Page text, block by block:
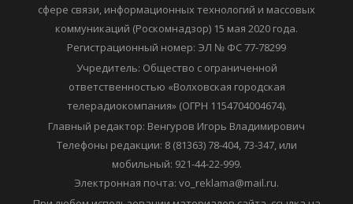
сфере связи, информационных технологий и массовых
коммуникаций (Роскомнадзор) 15 мая 2020 года.
Регистрационный номер: ЭЛ № ФС 77-78299
Учредитель: Общество с ограниченной
ответственностью «Волховская городская
телерадиокомпания» (ОГРН 1154704004674).
Главный редактор: Венгуров Игорь Владимирович
Телефоны редакции: 8 (81363) 78-404, 73-347, или
мобильный: 921-44-22-999.
Электронная почта: vo_reklama@mail.ru.